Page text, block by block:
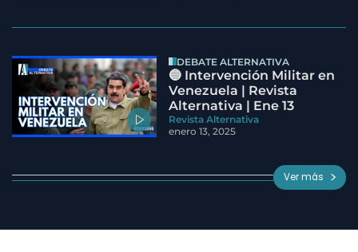
DEBATE ALTERNATIVA
🔵 Intervención Militar en
Venezuela | Revista
Alternativa | Ene 13
Revista Alternativa
enero 13, 2025
Ver más